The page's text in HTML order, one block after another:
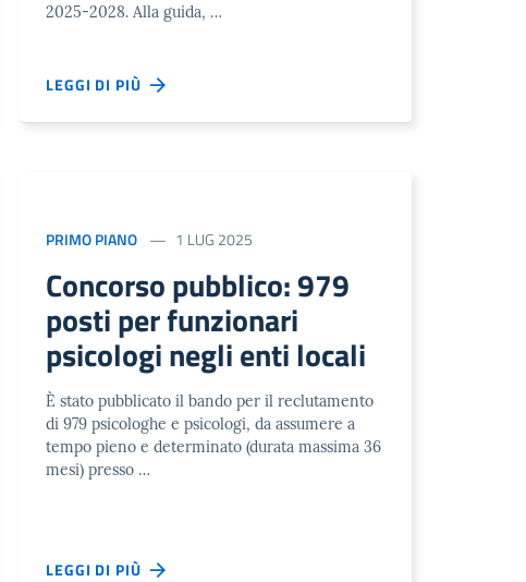
2025-2028. Alla guida, …
LEGGI DI PIÙ
PRIMO PIANO 1 LUG 2025
Concorso pubblico: 979
posti per funzionari
psicologi negli enti locali
È stato pubblicato il bando per il reclutamento
di 979 psicologhe e psicologi, da assumere a
tempo pieno e determinato (durata massima 36
mesi) presso …
LEGGI DI PIÙ